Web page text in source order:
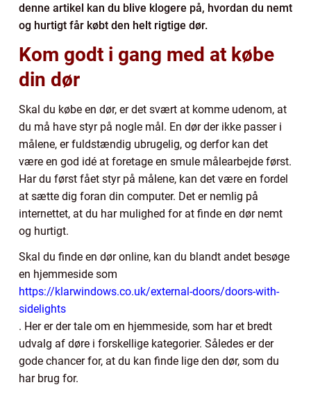
denne artikel kan du blive klogere på, hvordan du nemt
og hurtigt får købt den helt rigtige dør.
Kom godt i gang med at købe
din dør
Skal du købe en dør, er det svært at komme udenom, at
du må have styr på nogle mål. En dør der ikke passer i
målene, er fuldstændig ubrugelig, og derfor kan det
være en god idé at foretage en smule målearbejde først.
Har du først fået styr på målene, kan det være en fordel
at sætte dig foran din computer. Det er nemlig på
internettet, at du har mulighed for at finde en dør nemt
og hurtigt.
Skal du finde en dør online, kan du blandt andet besøge
en hjemmeside som
https://klarwindows.co.uk/external-doors/doors-with-
sidelights
. Her er der tale om en hjemmeside, som har et bredt
udvalg af døre i forskellige kategorier. Således er der
gode chancer for, at du kan finde lige den dør, som du
har brug for.